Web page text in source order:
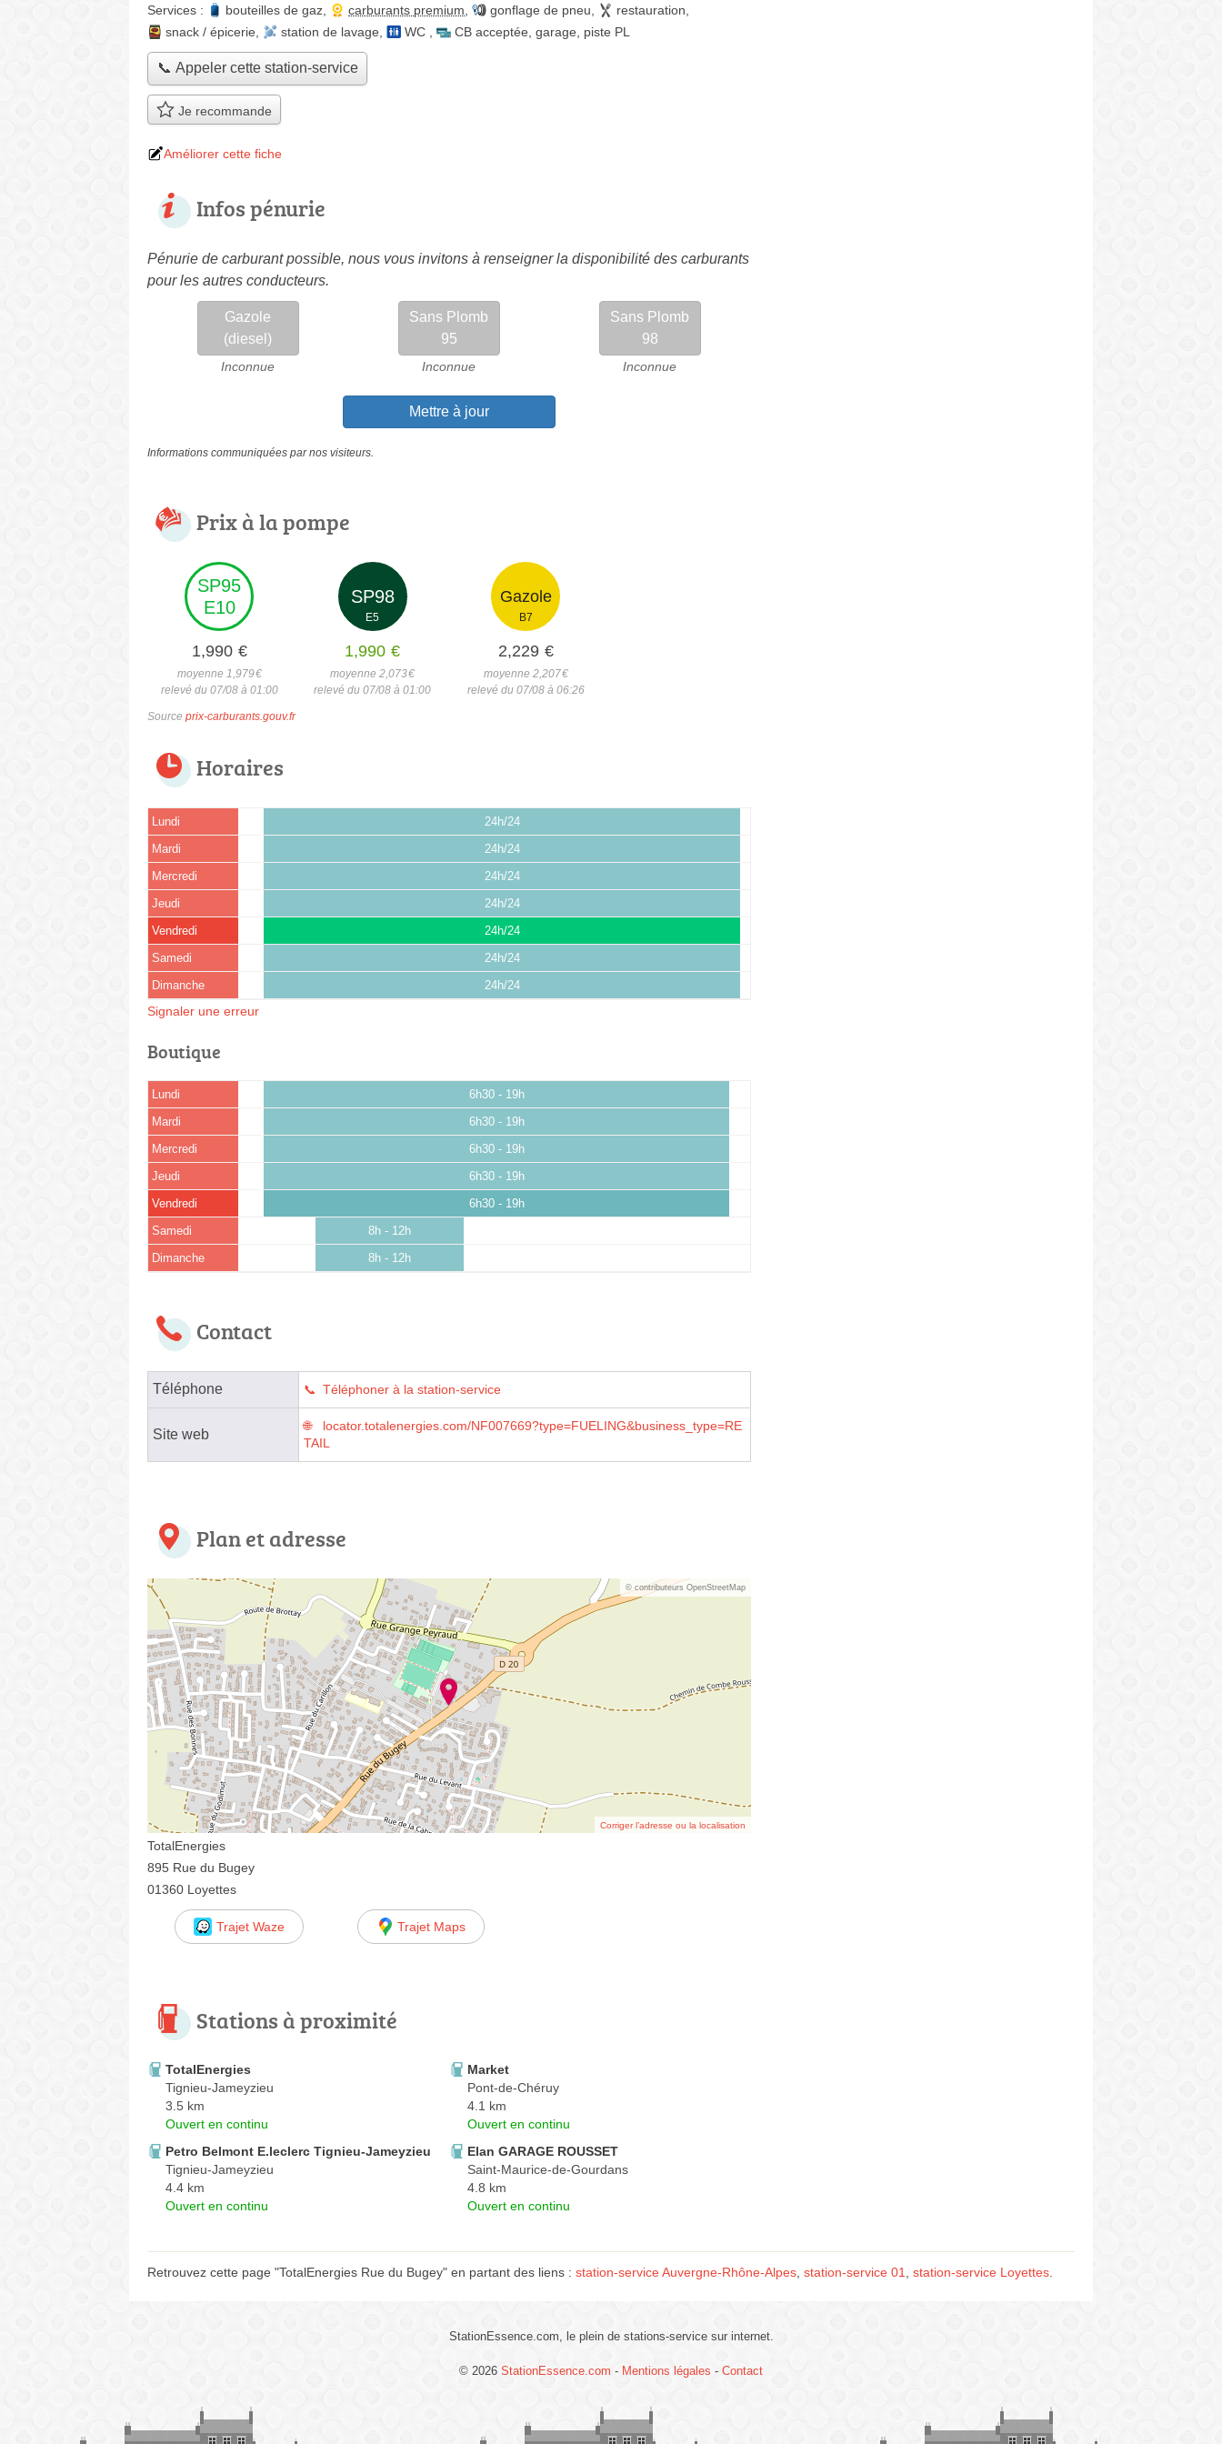
Services : bouteilles de gaz carburants premium gonflage de pneu restauration
snack / épicerie
station de lavage WC CB acceptée garage piste PL
📞 Appeler cette station-service
Je recommande
Améliorer cette fiche
Infos pénurie
Pénurie de carburant possible, nous vous invitons à renseigner la disponibilité des carburants
pour les autres conducteurs.
Gazole
(diesel)
Inconnue
Sans Plomb
95
Inconnue
Sans Plomb
98
Inconnue
Mettre à jour
Informations communiquées par nos visiteurs.
Prix à la pompe
SP95
E10
1,990 €
moyenne 1,979€
relevé du 07/08 à 01:00
SP98
E5
1,990 €
moyenne 2,073€
relevé du 07/08 à 01:00
Gazole
B7
2,229 €
moyenne 2,207€
relevé du 07/08 à 06:26
Source prix-carburants.gouv.fr
Horaires
Lundi 24h/24
Mardi 24h/24
Mercredi 24h/24
Jeudi 24h/24
Vendredi 24h/24
Samedi 24h/24
Dimanche 24h/24
Signaler une erreur
Boutique
Lundi 6h30 - 19h
Mardi 6h30 - 19h
Mercredi 6h30 - 19h
Jeudi 6h30 - 19h
Vendredi 6h30 - 19h
Samedi 8h - 12h
Dimanche 8h - 12h
Contact
Téléphone Téléphoner à la station-service
Site web
locator.totalenergies.com/NF007669?type=FUELING&business_type=RE
TAIL
Plan et adresse
© contributeurs OpenStreetMap
Corriger l’adresse ou la localisation
TotalEnergies
895 Rue du Bugey
01360 Loyettes
Trajet Waze Trajet Maps
Stations à proximité
TotalEnergies
Tignieu-Jameyzieu
3.5 km
Ouvert en continu
Market
Pont-de-Chéruy
4.1 km
Ouvert en continu
Petro Belmont E.leclerc Tignieu-Jameyzieu
Tignieu-Jameyzieu
4.4 km
Ouvert en continu
Elan GARAGE ROUSSET
Saint-Maurice-de-Gourdans
4.8 km
Ouvert en continu
Retrouvez cette page "TotalEnergies Rue du Bugey" en partant des liens : station-service Auvergne-Rhône-Alpes station-service 01 station-service Loyettes
StationEssence.com, le plein de stations-service sur internet.
© 2026 StationEssence.com - Mentions légales - Contact